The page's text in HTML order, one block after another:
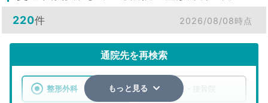
220件 2026/08/08時点
通院先を再検索
整形外科 整骨院・接骨院
もっと見る